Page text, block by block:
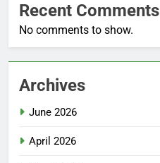
Recent Comments
No comments to show.
Archives
June 2026
April 2026